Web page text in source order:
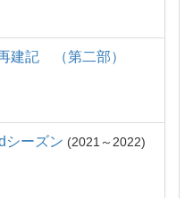
建記 （第二部）
シーズン
2021～2022